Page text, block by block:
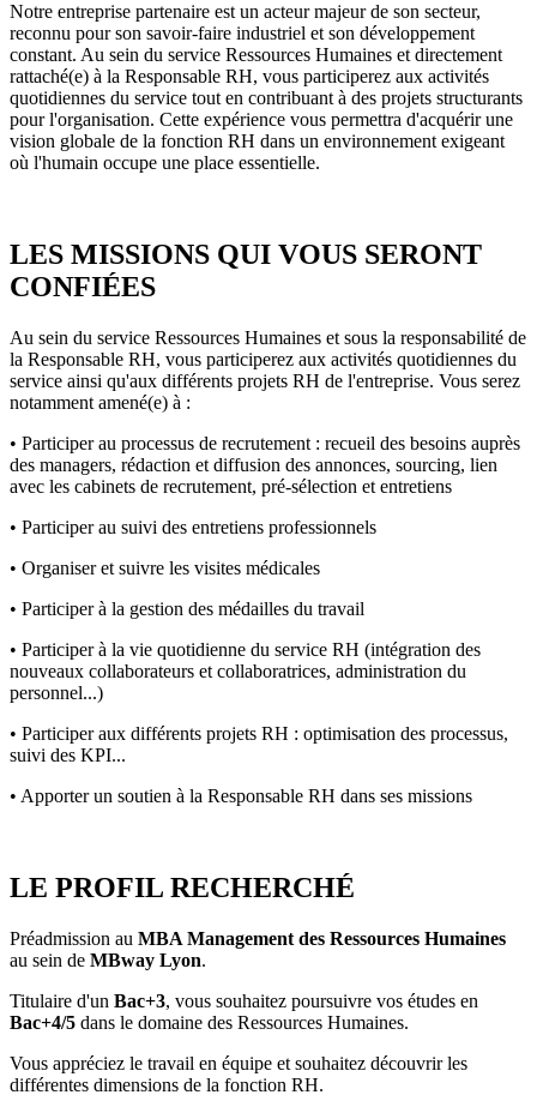
Notre entreprise partenaire est un acteur majeur de son secteur,
reconnu pour son savoir-faire industriel et son développement
constant. Au sein du service Ressources Humaines et directement
rattaché(e) à la Responsable RH, vous participerez aux activités
quotidiennes du service tout en contribuant à des projets structurants
pour l'organisation. Cette expérience vous permettra d'acquérir une
vision globale de la fonction RH dans un environnement exigeant
où l'humain occupe une place essentielle.
LES MISSIONS QUI VOUS SERONT
CONFIÉES
Au sein du service Ressources Humaines et sous la responsabilité de
la Responsable RH, vous participerez aux activités quotidiennes du
service ainsi qu'aux différents projets RH de l'entreprise. Vous serez
notamment amené(e) à :
• Participer au processus de recrutement : recueil des besoins auprès
des managers, rédaction et diffusion des annonces, sourcing, lien
avec les cabinets de recrutement, pré-sélection et entretiens
• Participer au suivi des entretiens professionnels
• Organiser et suivre les visites médicales
• Participer à la gestion des médailles du travail
• Participer à la vie quotidienne du service RH (intégration des
nouveaux collaborateurs et collaboratrices, administration du
personnel...)
• Participer aux différents projets RH : optimisation des processus,
suivi des KPI...
• Apporter un soutien à la Responsable RH dans ses missions
LE PROFIL RECHERCHÉ
Préadmission au MBA Management des Ressources Humaines
au sein de MBway Lyon.
Titulaire d'un Bac+3, vous souhaitez poursuivre vos études en
Bac+4/5 dans le domaine des Ressources Humaines.
Vous appréciez le travail en équipe et souhaitez découvrir les
différentes dimensions de la fonction RH.